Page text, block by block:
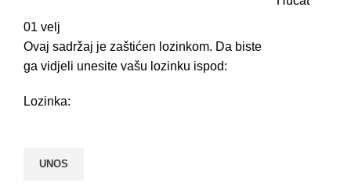
01 velj
Ovaj sadržaj je zaštićen lozinkom. Da biste
ga vidjeli unesite vašu lozinku ispod:
Lozinka: